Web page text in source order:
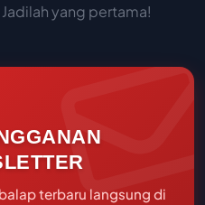
yang pertama!
terbaru langsung di